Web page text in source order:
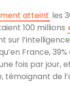
atteint les
100 millions
sur
France,
fois par jour,
témoignant de